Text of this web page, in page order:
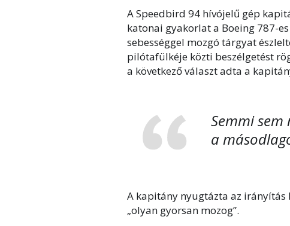
A Speedbird 94 hívójelű gép
katonai gyakorlat a Boeing 787-
sebességgel mozgó tárgyat
pilótafülkéje közti beszélgetést
a következő választ adta a
Semmi sem
a
A kapitány nyugtázta az irányítás
„olyan gyorsan mozog”.